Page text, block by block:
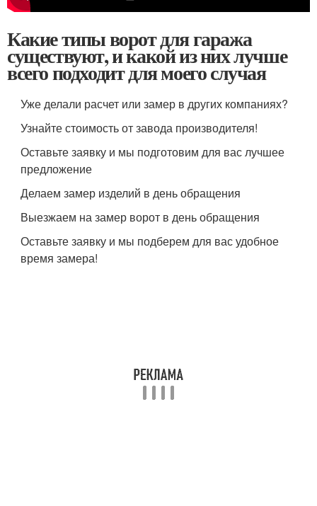
Какие типы ворот для гаража
существуют, и какой из них лучше
всего подходит для моего случая
Уже делали расчет или замер в других компаниях?
Узнайте стоимость от завода производителя!
Оставьте заявку и мы подготовим для вас лучшее
предложение
Делаем замер изделий в день обращения
Выезжаем на замер ворот в день обращения
Оставьте заявку и мы подберем для вас удобное
время замера!